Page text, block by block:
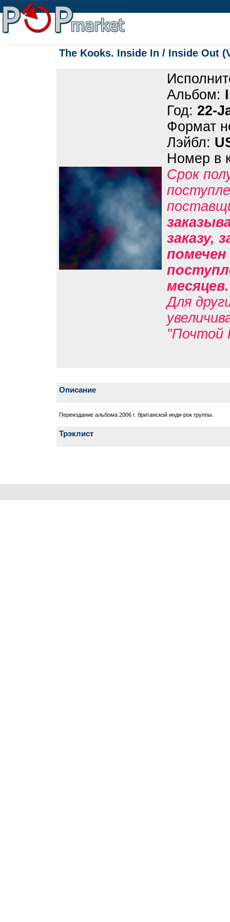
The Kooks. Inside In / Inside Out
Альбом:
Год: 22-
Формат
Лэйбл:
Номер в
Срок
заказу,
помечен
Для
"Почтой
Описание
Переиздание альбома 2006 г. британской инди-рок группы.
Трэклист